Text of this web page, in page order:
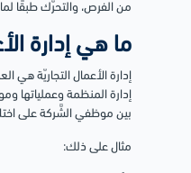
من الفرص، والتحرّك طبقًا
ما هي إدارة
إدارة الأعمال التجاريّة هي
إدارة المنظمة وعملياتها
بين موظفي الشَّركة على
مثال على ذلك: